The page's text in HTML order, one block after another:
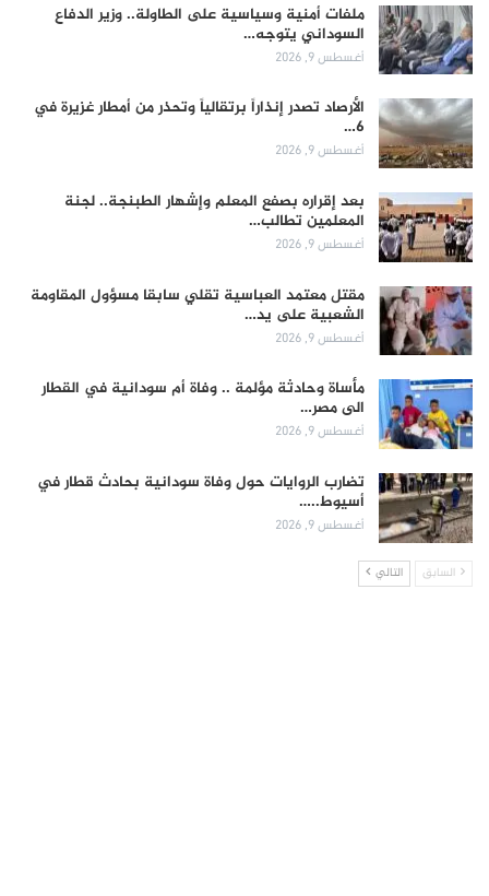
ملفات أمنية وسياسية على الطاولة.. وزير الدفاع
السوداني يتوجه…
أغسطس 9, 2026
الأرصاد تصدر إنذاراً برتقالياً وتحذر من أمطار غزيرة في
6…
أغسطس 9, 2026
بعد إقراره بصفع المعلم وإشهار الطبنجة.. لجنة
المعلمين تطالب…
أغسطس 9, 2026
مقتل معتمد العباسية تقلي سابقا مسؤول المقاومة
الشعبية على يد…
أغسطس 9, 2026
مأساة وحادثة مؤلمة .. وفاة أم سودانية في القطار
الى مصر…
أغسطس 9, 2026
تضارب الروايات حول وفاة سودانية بحادث قطار في
أسيوط..…
أغسطس 9, 2026
السابق التالي